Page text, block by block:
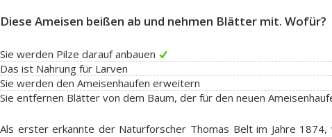
Diese Ameisen beißen ab und nehmen Blätter mit. Wofür?
Sie werden Pilze darauf anbauen
Das ist Nahrung für Larven
Sie werden den Ameisenhaufen erweitern
Als erster erkannte der Naturforscher Thomas Belt im Jahre 1874,